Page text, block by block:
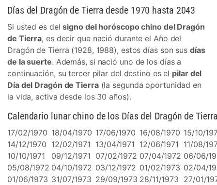
Días del Dragón de Tierra desde 1970 hasta 2043
Si usted es delsigno del horóscopo chino del Dragón
de Tierra, es decir que nació durante el Año del
Dragón de Tierra (1928, 1988), estos días son sus días
de la suerte. Además, si nació uno de los días a
continuación, su tercer pilar del destino es el pilar del
Día del Dragón de Tierra(la segunda oportunidad en
la vida, activa desde los 30 años).
Calendario lunar chino de los Días del Dragón de
17/02/1970 18/04/1970 17/06/1970 16/08/1970 15/10/
14/12/1970 12/02/1971 13/04/1971 12/06/1971 11/08/
10/10/1971
09/12/1971 07/02/1972 07/04/1972 06/06/
05/08/1972 04/10/1972 03/12/1972 01/02/1973 02/04/
01/06/1973 31/07/1973 29/09/1973 28/11/1973 27/01/